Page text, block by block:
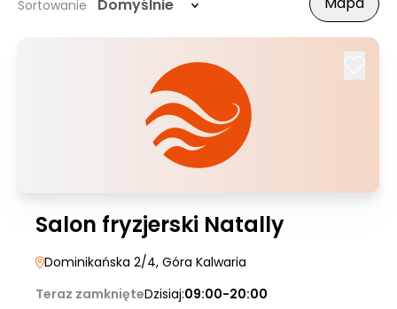
Sortowanie Domyślnie
Salon fryzjerski Natally
Dominikańska 2/4, Góra Kalwaria
Teraz zamknięteDzisiaj:09:00-20:00